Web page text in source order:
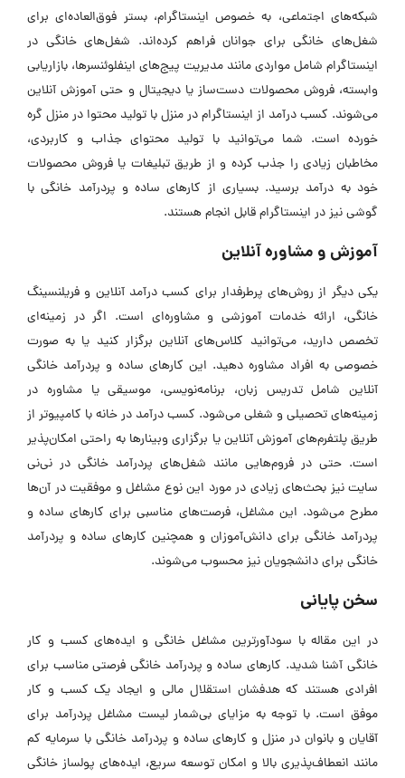
شبکه‌های اجتماعی، به خصوص اینستاگرام، بستر فوق‌العاده‌ای برای
شغل‌های خانگی برای جوانان فراهم کرده‌اند. شغل‌های خانگی در
اینستاگرام شامل مواردی مانند مدیریت پیج‌های اینفلوئنسرها، بازاریابی
وابسته، فروش محصولات دست‌ساز یا دیجیتال و حتی آموزش آنلاین
می‌شوند. کسب درآمد از اینستاگرام در منزل با تولید محتوا در منزل گره
خورده است. شما می‌توانید با تولید محتوای جذاب و کاربردی،
مخاطبان زیادی را جذب کرده و از طریق تبلیغات یا فروش محصولات
خود به درآمد برسید. بسیاری از کارهای ساده و پردرآمد خانگی با
گوشی نیز در اینستاگرام قابل انجام هستند.
آموزش و مشاوره آنلاین
یکی دیگر از روش‌های پرطرفدار برای کسب درآمد آنلاین و فریلنسینگ
خانگی، ارائه خدمات آموزشی و مشاوره‌ای است. اگر در زمینه‌ای
تخصص دارید، می‌توانید کلاس‌های آنلاین برگزار کنید یا به صورت
خصوصی به افراد مشاوره دهید. این کارهای ساده و پردرآمد خانگی
آنلاین شامل تدریس زبان، برنامه‌نویسی، موسیقی یا مشاوره در
زمینه‌های تحصیلی و شغلی می‌شود. کسب درآمد در خانه با کامپیوتر از
طریق پلتفرم‌های آموزش آنلاین یا برگزاری وبینارها به راحتی امکان‌پذیر
است. حتی در فروم‌هایی مانند شغل‌های پردرآمد خانگی در نی‌نی
سایت نیز بحث‌های زیادی در مورد این نوع مشاغل و موفقیت در آن‌ها
مطرح می‌شود. این مشاغل، فرصت‌های مناسبی برای کارهای ساده و
پردرآمد خانگی برای دانش‌آموزان و همچنین کارهای ساده و پردرآمد
خانگی برای دانشجویان نیز محسوب می‌شوند.
سخن پایانی
در این مقاله با سودآورترین مشاغل خانگی و ایده‌های کسب و کار
خانگی آشنا شدید. کارهای ساده و پردرآمد خانگی فرصتی مناسب برای
افرادی هستند که هدفشان استقلال مالی و ایجاد یک کسب و کار
موفق است. با توجه به مزایای بی‌شمار لیست مشاغل پردرآمد برای
آقایان و بانوان در منزل و کارهای ساده و پردرآمد خانگی با سرمایه کم
مانند انعطاف‌پذیری بالا و امکان توسعه سریع، ایده‌های پولساز خانگی